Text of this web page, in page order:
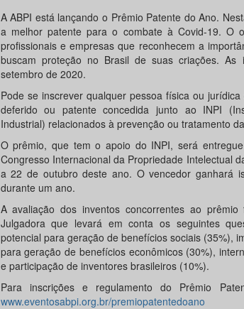
A ABPI está lançando o Prêmio Patente do Ano.
a melhor patente para o combate à Covid-19. O
profissionais e empresas que reconhecem a
buscam proteção no Brasil de suas criações.
setembro de 2020.
Pode se inscrever qualquer pessoa física ou
deferido ou patente concedida junto ao INPI
Industrial) relacionados à prevenção ou tratamento
O prêmio, que tem o apoio do INPI, será
Congresso Internacional da Propriedade Intelectual
a 22 de outubro deste ano. O vencedor ganhará
durante um ano.
A avaliação dos inventos concorrentes ao
Julgadora que levará em conta os seguintes
potencial para geração de benefícios sociais (35%),
para geração de benefícios econômicos (30%),
e participação de inventores brasileiros (10%).
Para inscrições e regulamento do Prêmio
www.eventosabpi.org.br/premiopatentedoano